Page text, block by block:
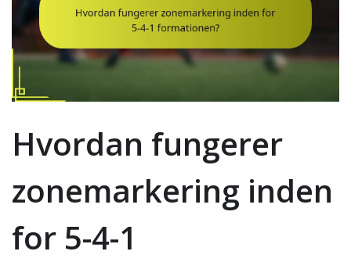
Hvordan fungerer
zonemarkering inden
for 5-4-1